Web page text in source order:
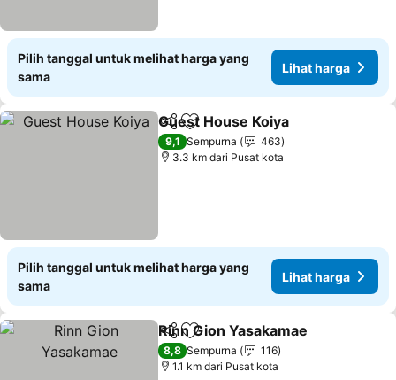
Pilih tanggal untuk melihat harga yang
sama
Lihat harga
BagikanTambahkan ke favorit
Guest House Koiya
9,1 Sempurna
463
3.3 km dari Pusat kota
Pilih tanggal untuk melihat harga yang
sama
Lihat harga
BagikanTambahkan ke favorit
Rinn Gion Yasakamae
8,8 Sempurna
116
1.1 km dari Pusat kota